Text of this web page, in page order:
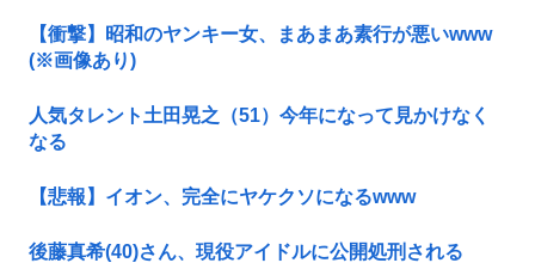
【衝撃】昭和のヤンキー女、まあまあ素行が悪いwww
(※画像あり)
人気タレント土田晃之（51）今年になって見かけなく
なる
【悲報】イオン、完全にヤケクソになるwww
後藤真希(40)さん、現役アイドルに公開処刑される